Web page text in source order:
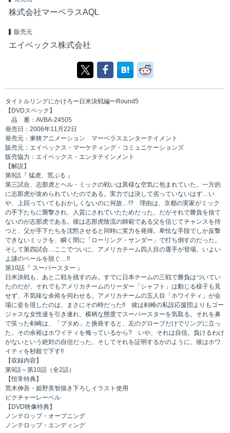
株式会社マーベラスAQL
販売元
エイベックス株式会社
タイトルリングにかけろー日米決戦編ーRound5
【DVDスペック】
品 番：AVBA-24505
発売日：2006年11月22日
発売元：東映アニメーション マーベラスエンターテイメント
販売元：エイベックス・マーケティング・コミュニケーションズ
販売協力：エイベックス・エンタテインメント
【解説】
第9話『 猛虎、荒ぶる 』
第三試合、志那虎とヘル・ミックの戦いは異様な空気に包まれていた。一方的
に志那虎が攻められていたのである。実力では決して劣っていないはず…い
や、上回っていてもおかしくないのに何故…!? 理由は、京都の実家がミック
の手下たちに襲撃され、人質にされていたためだった。だがそれで勝負を捨て
ないのが志那虎である。彼は志那虎陰流の師範である父を信じてチャンスを待
つと、父が手下たちを沈黙させると同時に実力を発揮。卑怯な手段でしか反撃
できないミックを、瞬く間に「ローリング・サンダー」で打ち倒すのだった。
そして第四試合…ここでついに、アメリカチーム四人目の選手が登場。いよい
よ謎のベールを脱ぐ…!!
第10話『 スーパースター 』
日米決戦も、あと二戦を残すのみ。すでに日本チームの三戦で勝負はついてい
たのだが、それでもアメリカチームのリーダー「シャフト」は動じる様子も見
せず、不気味な余裕を伺わせる。アメリカチームの五人目「ホワイティ」が会
場に姿を現したのは、まさにその時だった!! 彼は剣崎の私設応援団よりもゴー
ジャスな女性達を引き連れ、横柄な態度でスーパースターを気取る。それを鼻
で笑った剣崎は、「ブタめ」と挑発すると、左のグローブだけでリングに立っ
た。その余裕はホワイティを侮っているから? いや、それは自信。負けるわけ
がないという絶対の自信だった。そしてそれを証明するかのように、彼はホワ
イティを秒殺で下す!!
【収録内容】
第9話～第10話（全2話）
【恒常特典】
荒木伸吾・姫野美智描き下ろしイラスト使用
ピクチャーレーベル
【DVD映像特典】
ノンテロップ・オープニング
ノンテロップ・エンディング